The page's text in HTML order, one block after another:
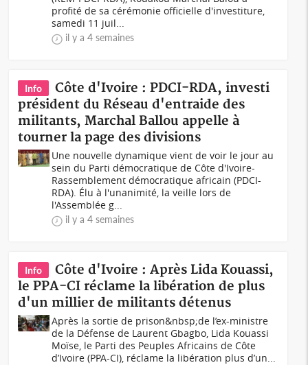
profité de sa cérémonie officielle d'investiture,
samedi 11 juil...
il y a 4 semaines
Info
Côte d'Ivoire : PDCI-RDA, investi
président du Réseau d'entraide des
militants, Marchal Ballou appelle à
tourner la page des divisions
Une nouvelle dynamique vient de voir le jour au
sein du Parti démocratique de Côte d'Ivoire-
Rassemblement démocratique africain (PDCI-
RDA). Élu à l'unanimité, la veille lors de
l'Assemblée g...
il y a 4 semaines
Info
Côte d'Ivoire : Après Lida Kouassi,
le PPA-CI réclame la libération de plus
d'un millier de militants détenus
Après la sortie de prison&nbsp;de l’ex-ministre
de la Défense de Laurent Gbagbo, Lida Kouassi
Moïse, le Parti des Peuples Africains de Côte
d’Ivoire (PPA-CI), réclame la libération plus d’un...